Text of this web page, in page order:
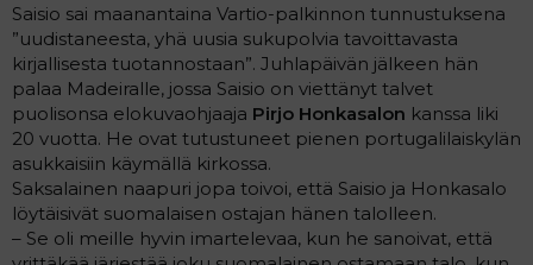
Saisio sai maanantaina Vartio-palkinnon tunnustuksena
”uudistaneesta, yhä uusia sukupolvia tavoittavasta
kirjallisesta tuotannostaan”. Juhlapäivän jälkeen hän
palaa Madeiralle, jossa Saisio on viettänyt talvet
puolisonsa elokuvaohjaaja Pirjo Honkasalon kanssa liki
20 vuotta. He ovat tutustuneet pienen portugalilaiskylän
asukkaisiin käymällä kirkossa.
Saksalainen naapuri jopa toivoi, että Saisio ja Honkasalo
löytäisivät suomalaisen ostajan hänen talolleen.
– Se oli meille hyvin imartelevaa, kun he sanoivat, että